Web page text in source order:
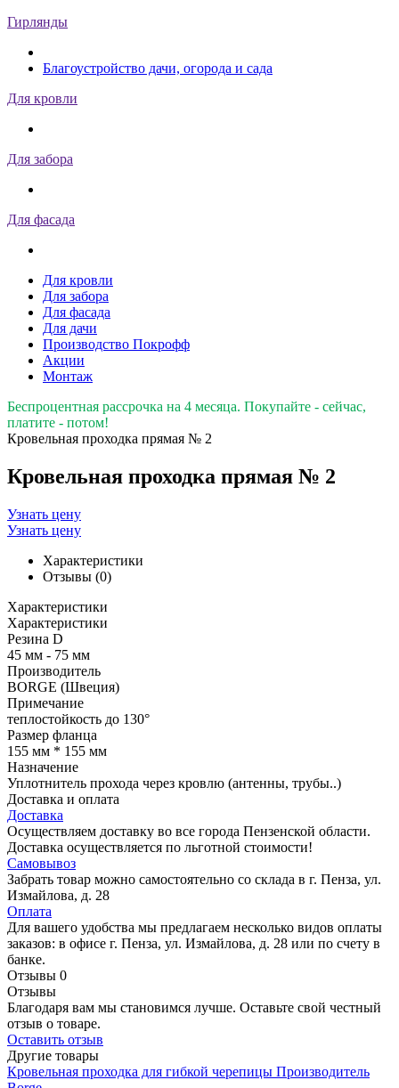
Гирлянды
Благоустройство дачи, огорода и сада
Для кровли
Для забора
Для фасада
Для кровли
Для забора
Для фасада
Для дачи
Производство Покрофф
Акции
Монтаж
Беспроцентная рассрочка на 4 месяца. Покупайте - сейчас,
платите - потом!
Кровельная проходка прямая № 2
Кровельная проходка прямая № 2
Узнать цену
Узнать цену
Характеристики
Отзывы (0)
Характеристики
Характеристики
Резина D
45 мм - 75 мм
Производитель
BORGE (Швеция)
Примечание
теплостойкость до 130°
Размер фланца
155 мм * 155 мм
Назначение
Уплотнитель прохода через кровлю (антенны, трубы..)
Доставка и оплата
Доставка
Осуществляем доставку во все города Пензенской области.
Доставка осуществляется по льготной стоимости!
Самовывоз
Забрать товар можно самостоятельно со склада в г. Пенза, ул.
Измайлова, д. 28
Оплата
Для вашего удобства мы предлагаем несколько видов оплаты
заказов: в офисе г. Пенза, ул. Измайлова, д. 28 или по счету в
банке.
Отзывы 0
Отзывы
Благодаря вам мы становимся лучше. Оставьте свой честный
отзыв о товаре.
Оставить отзыв
Другие товары
Кровельная проходка для гибкой черепицы Производитель